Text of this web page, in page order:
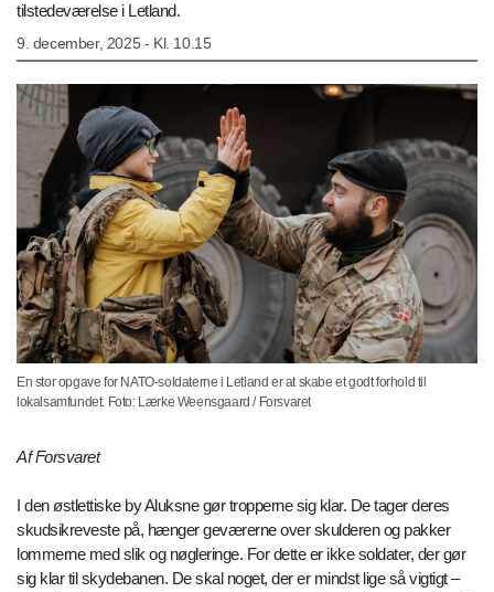
tilstedeværelse i Letland.
9. december, 2025 - Kl. 10.15
En stor opgave for NATO-soldaterne i Letland er at skabe et godt forhold til
lokalsamfundet. Foto: Lærke Weensgaard / Forsvaret
Af Forsvaret
I den østlettiske by Aluksne gør tropperne sig klar. De tager deres
skudsikreveste på, hænger geværerne over skulderen og pakker
lommerne med slik og nøgleringe. For dette er ikke soldater, der gør
sig klar til skydebanen. De skal noget, der er mindst lige så vigtigt –